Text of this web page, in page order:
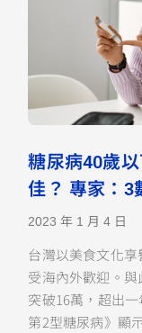
糖尿病40歲
佳？ 專家：3
2023 年 1 月 4 日
台灣以美食文化
受海內外歡迎。
突破16萬，超出
第2型糖尿病》顯